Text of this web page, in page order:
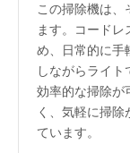
この掃除機は、
ます。コード
め、日常的に手
しながらライト
効率的な掃除が
く、気軽に掃
ています。